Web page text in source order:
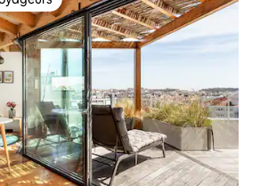
les plus appréciés